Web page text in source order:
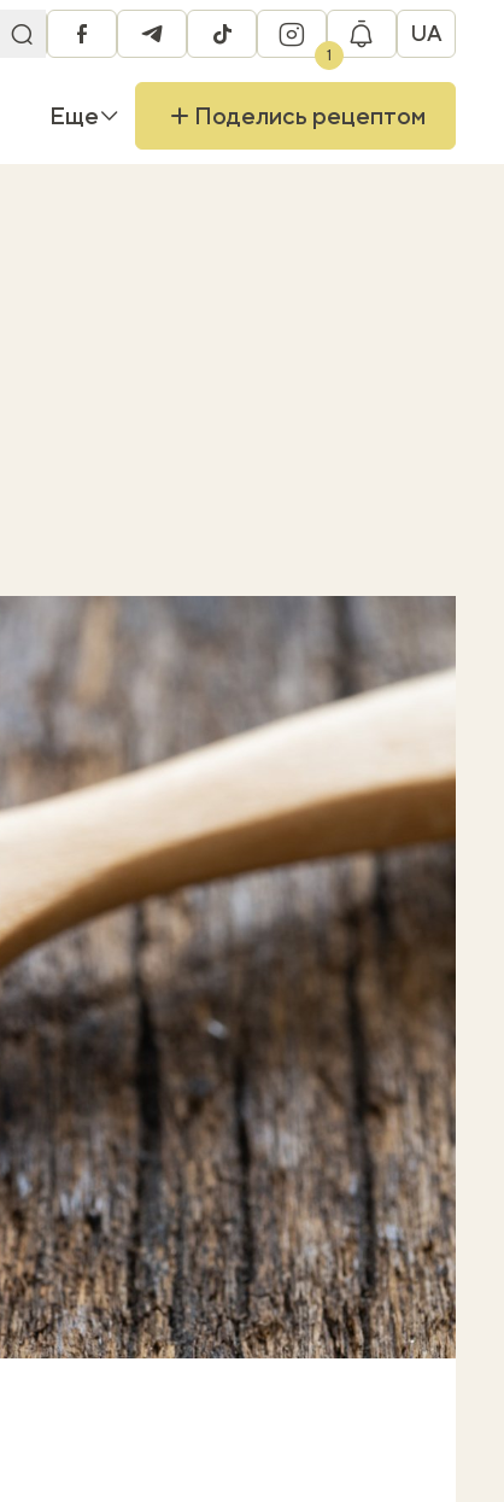
facebooktelegramtiktok instagram
1
UA
Еще Поделись рецептом